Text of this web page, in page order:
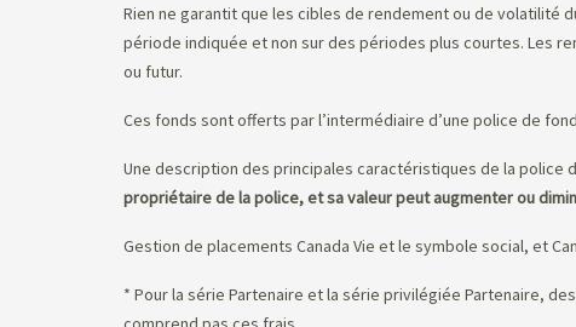
Rien ne garantit que les cibles de rendement ou de volatilité
période indiquée et non sur des périodes plus courtes. Les
ou futur.
Ces fonds sont offerts par l’intermédiaire d’une police de
Une description des principales caractéristiques de la
propriétaire de la police, et sa valeur peut augmenter ou
Gestion de placements Canada Vie et le symbole social, et
* Pour la série Partenaire et la série privilégiée Partenaire,